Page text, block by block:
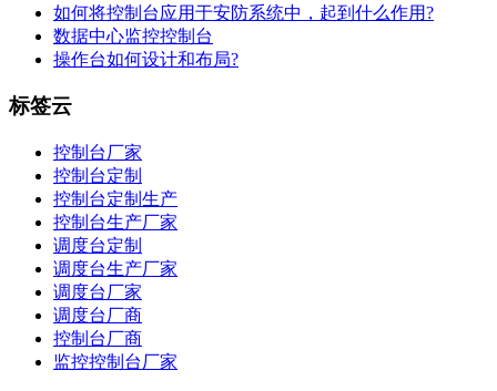
如何将控制台应用于安防系统中，起到什么作用?
数据中心监控控制台
操作台如何设计和布局?
标签云
控制台厂家
控制台定制
控制台定制生产
控制台生产厂家
调度台定制
调度台生产厂家
调度台厂家
调度台厂商
控制台厂商
监控控制台厂家